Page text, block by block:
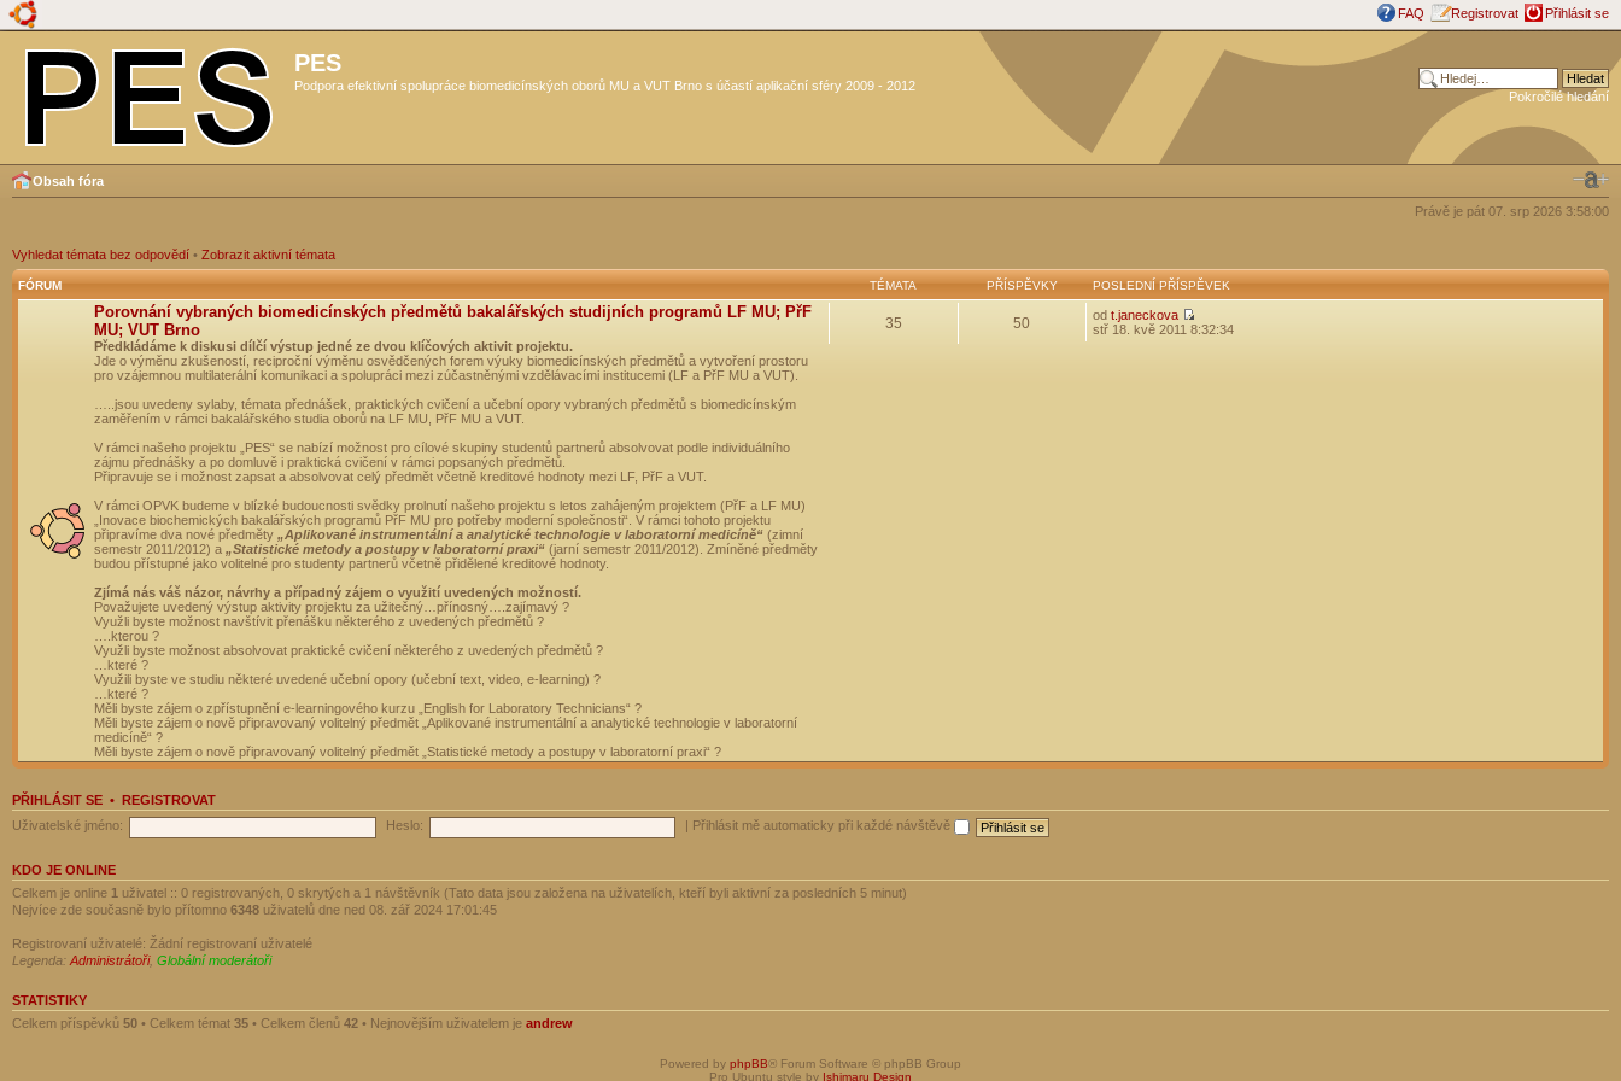
FAQ Registrovat Přihlásit se
PES
Podpora efektivní spolupráce biomedicínských oborů MU a VUT Brno s účastí aplikační sféry 2009 - 2012
Pokročilé hledání
Obsah fóra
Právě je pát 07. srp 2026 3:58:00
Vyhledat témata bez odpovědí • Zobrazit aktivní témata
FÓRUM TÉMATA PŘÍSPĚVKY POSLEDNÍ PŘÍSPĚVEK
Porovnání vybraných biomedicínských předmětů bakalářských studijních programů LF MU; PřF
MU; VUT Brno
Předkládáme k diskusi dílčí výstup jedné ze dvou klíčových aktivit projektu.
Jde o výměnu zkušeností, reciproční výměnu osvědčených forem výuky biomedicínských předmětů a vytvoření prostoru
pro vzájemnou multilaterální komunikaci a spolupráci mezi zúčastněnými vzdělávacími institucemi (LF a PřF MU a VUT).
…..jsou uvedeny sylaby, témata přednášek, praktických cvičení a učební opory vybraných předmětů s biomedicínským
zaměřením v rámci bakalářského studia oborů na LF MU, PřF MU a VUT.
V rámci našeho projektu „PES“ se nabízí možnost pro cílové skupiny studentů partnerů absolvovat podle individuálního
zájmu přednášky a po domluvě i praktická cvičení v rámci popsaných předmětů.
Připravuje se i možnost zapsat a absolvovat celý předmět včetně kreditové hodnoty mezi LF, PřF a VUT.
V rámci OPVK budeme v blízké budoucnosti svědky prolnutí našeho projektu s letos zahájeným projektem (PřF a LF MU)
„Inovace biochemických bakalářských programů PřF MU pro potřeby moderní společnosti“. V rámci tohoto projektu
připravíme dva nové předměty „Aplikované instrumentální a analytické technologie v laboratorní medicíně“ (zimní
semestr 2011/2012) a „Statistické metody a postupy v laboratorní praxi“ (jarní semestr 2011/2012). Zmíněné předměty
budou přístupné jako volitelné pro studenty partnerů včetně přidělené kreditové hodnoty.
Zjímá nás váš názor, návrhy a případný zájem o využití uvedených možností.
Považujete uvedený výstup aktivity projektu za užitečný…přínosný….zajímavý ?
Využli byste možnost navštívit přenášku některého z uvedených předmětů ?
….kterou ?
Využli byste možnost absolvovat praktické cvičení některého z uvedených předmětů ?
…které ?
Využili byste ve studiu některé uvedené učební opory (učební text, video, e-learning) ?
…které ?
Měli byste zájem o zpřístupnění e-learningového kurzu „English for Laboratory Technicians“ ?
Měli byste zájem o nově připravovaný volitelný předmět „Aplikované instrumentální a analytické technologie v laboratorní
medicíně“ ?
Měli byste zájem o nově připravovaný volitelný předmět „Statistické metody a postupy v laboratorní praxi“ ?
35 50 od t.janeckova
stř 18. kvě 2011 8:32:34
PŘIHLÁSIT SE • REGISTROVAT
Uživatelské jméno:
Heslo: Přihlásit mě automaticky při každé návštěvě
KDO JE ONLINE
Celkem je online 1 uživatel :: 0 registrovaných, 0 skrytých a 1 návštěvník (Tato data jsou založena na uživatelích, kteří byli aktivní za posledních 5 minut)
Nejvíce zde současně bylo přítomno 6348 uživatelů dne ned 08. zář 2024 17:01:45
Registrovaní uživatelé: Žádní registrovaní uživatelé
Legenda: Administrátoři, Globální moderátoři
STATISTIKY
Celkem příspěvků 50 • Celkem témat 35 • Celkem členů 42 • Nejnovějším uživatelem je andrew
Powered by phpBB® Forum Software © phpBB Group
Pro Ubuntu style by Ishimaru Design